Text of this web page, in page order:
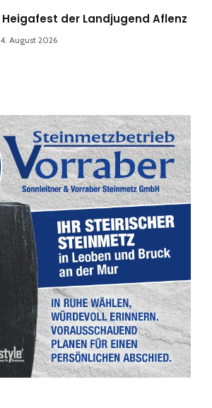
Heigafest der Landjugend Aflenz
4. August 2026